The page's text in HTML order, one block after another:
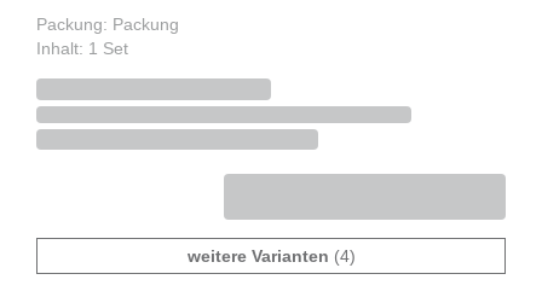
Packung: Packung
Inhalt: 1 Set
weitere Varianten (4)